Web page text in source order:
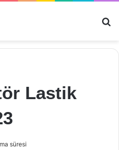
Lastik
süresi